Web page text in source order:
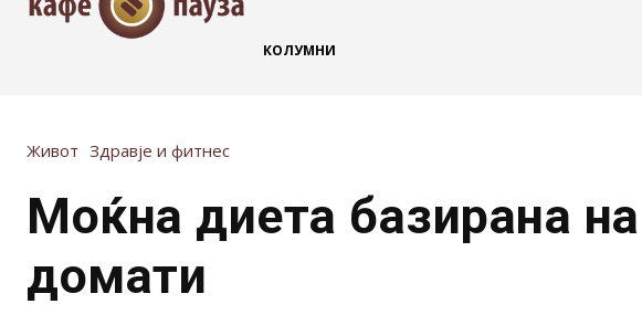
КОЛУМНИ
Живот Здравје и фитнес
Моќна диета базирана на
домати